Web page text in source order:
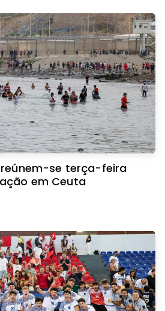
reúnem-se terça-feira
em Ceuta